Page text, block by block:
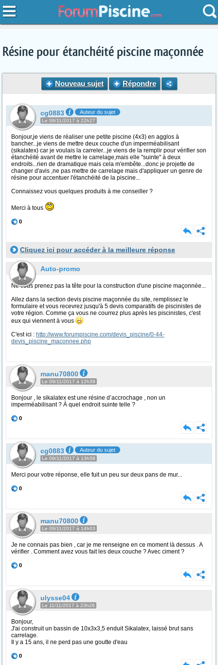
Résine pour étanchéité piscine maçonnée
Nouveau sujet Répondre
cg0883 Auteur du sujet
Le 08/11/2017 à 22h27
Bonjour,je viens de réaliser une petite piscine (4x3) en agglos à
bancher...je viens de mettre deux couche d'un imperméabilisant
(sikalatex) car je voulais la carreler...je viens de la remplir pour vérifier son
étanchéité avant de mettre le carrelage,mais elle "suinte" à deux
endroits...rien de dramatique mais cela m'embête...donc je projette de
changer d'avis ,ne pas mettre de carrelage mais d'appliquer un genre de
résine pour accentuer l'étanchéité de la piscine...
Connaissez vous quelques produits à me conseiller ?
Merci à tous
0
Cliquez ici pour accéder à la meilleure réponse
Auto-promo
Ne vous prenez pas la tête pour la construction d'une piscine maçonnée...
Allez dans la section devis piscine maçonnée du site, remplissez le
formulaire et vous recevrez jusqu'à 5 devis comparatifs de piscinistes de
votre région. Comme ça vous ne courrez plus après les piscinistes, c'est
eux qui viennent à vous
C'est ici : http://www.forumpiscine.com/devis_piscine/0-44-
devis_piscine_maconnee.php
manu70800
Le 09/11/2017 à 12h39
Bonjour , le sikalatex est une résine d’accrochage , non un
imperméabilisant ? À quel endroit suinte telle ?
0
cg0883 Auteur du sujet
Le 09/11/2017 à 13h58
Merci pour votre réponse, elle fuit un peu sur deux pans de mur...
0
manu70800
Le 09/11/2017 à 14h03
Je ne connais pas bien , car je me renseigne en ce moment là dessus . A
vérifier . Comment avez vous fait les deux couche ? Avec ciment ?
0
ulysse04
Le 11/11/2017 à 23h26
Bonjour,
J'ai construit un bassin de 10x3x3,5 enduit Sikalatex, laissé brut sans
carrelage.
Il y a 15 ans, il ne perd pas une goutte d'eau
0